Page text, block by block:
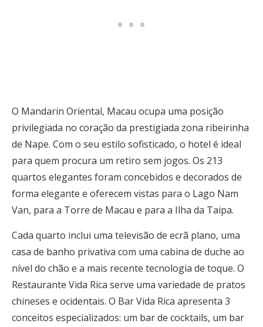
O Mandarin Oriental, Macau ocupa uma posição
privilegiada no coração da prestigiada zona ribeirinha
de Nape. Com o seu estilo sofisticado, o hotel é ideal
para quem procura um retiro sem jogos. Os 213
quartos elegantes foram concebidos e decorados de
forma elegante e oferecem vistas para o Lago Nam
Van, para a Torre de Macau e para a Ilha da Taipa.
Cada quarto inclui uma televisão de ecrã plano, uma
casa de banho privativa com uma cabina de duche ao
nível do chão e a mais recente tecnologia de toque. O
Restaurante Vida Rica serve uma variedade de pratos
chineses e ocidentais. O Bar Vida Rica apresenta 3
conceitos especializados: um bar de cocktails, um bar